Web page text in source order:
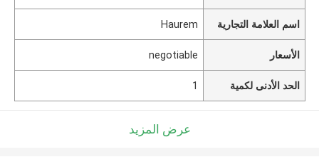
اسم العلامة التجارية Haurem
الأسعار negotiable
الحد الأدنى لكمية 1
عرض المزيد